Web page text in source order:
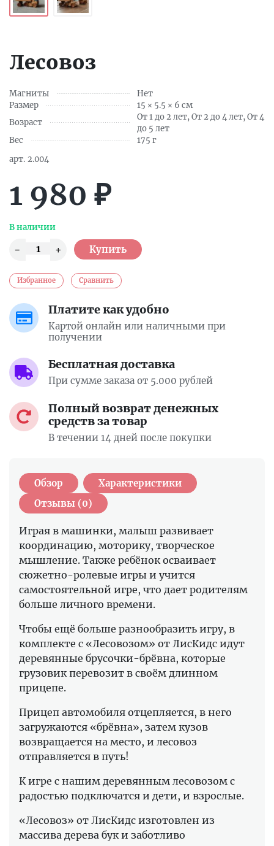
Лесовоз
Магниты
Нет
Размер
15 × 5.5 × 6 см
Возраст
От 1 до 2 лет, От 2 до 4 лет, От 4
до 5 лет
Вес
175 г
арт. 2.004
1 980 ₽
В наличии
Избранное Сравнить
Платите как удобно
Картой онлайн или наличными при
получении
Бесплатная доставка
При сумме заказа от 5.000 рублей
Полный возврат денежных
средств за товар
В течении 14 дней после покупки
Обзор
Характеристики
Отзывы (0)
Играя в машинки, малыш развивает
координацию, моторику, творческое
мышление. Также ребёнок осваивает
сюжетно-ролевые игры и учится
самостоятельной игре, что дает родителям
больше личного времени.
Чтобы ещё больше разнообразить игру, в
комплекте с «Лесовозом» от ЛисКидс идут
деревянные брусочки-брёвна, которые
грузовик перевозит в своём длинном
прицепе.
Прицеп автомобиля отцепляется, в него
загружаются «брёвна», затем кузов
возвращается на место, и лесовоз
отправляется в путь!
К игре с нашим деревянным лесовозом с
радостью подключатся и дети, и взрослые.
«Лесовоз» от ЛисКидс изготовлен из
массива дерева бук и заботливо